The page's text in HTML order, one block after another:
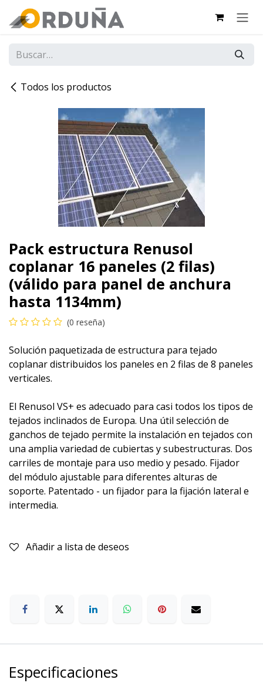
Todos los productos
Pack estructura Renusol
coplanar 16 paneles (2 filas)
(válido para panel de anchura
hasta 1134mm)
(0 reseña)
Solución paquetizada de estructura para tejado
coplanar distribuidos los paneles en 2 filas de 8 paneles
verticales.
El Renusol VS+ es adecuado para casi todos los tipos de
tejados inclinados de Europa. Una útil selección de
ganchos de tejado permite la instalación en tejados con
una amplia variedad de cubiertas y subestructuras. Dos
carriles de montaje para uso medio y pesado. Fijador
del módulo ajustable para diferentes alturas de
soporte. Patentado - un fijador para la fijación lateral e
intermedia.
Añadir a lista de deseos
Especificaciones